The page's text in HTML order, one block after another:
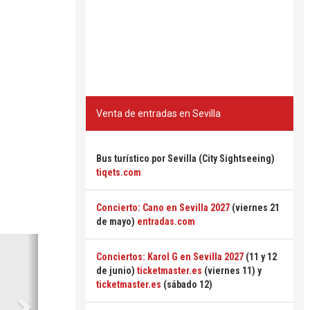
Siguiente
Venta de entradas en Sevilla
Bus turístico por Sevilla (City Sightseeing)
tiqets.com
Concierto: Cano en Sevilla 2027 (viernes 21
de mayo) entradas.com
Conciertos: Karol G en Sevilla 2027 (11 y 12
de junio) ticketmaster.es (viernes 11) y
ticketmaster.es (sábado 12)